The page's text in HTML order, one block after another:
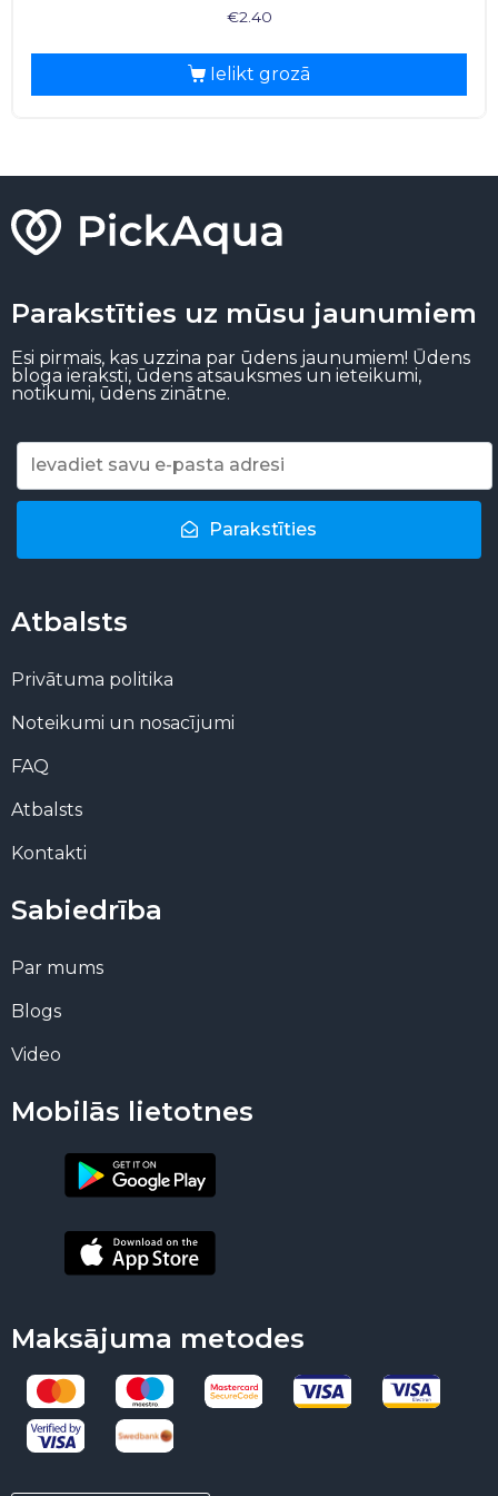
€2.40
Ielikt grozā
Parakstīties uz mūsu jaunumiem
Esi pirmais, kas uzzina par ūdens jaunumiem! Ūdens
bloga ieraksti, ūdens atsauksmes un ieteikumi,
notikumi, ūdens zinātne.
Parakstīties
Atbalsts
Privātuma politika
Noteikumi un nosacījumi
FAQ
Atbalsts
Kontakti
Sabiedrība
Par mums
Blogs
Video
Mobilās lietotnes
Maksājuma metodes